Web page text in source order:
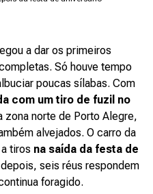
a dar os primeiros
Só houve tempo
poucas sílabas. Com
com um tiro de fuzil no
zona norte de Porto Alegre,
alvejados. O carro da
tiros na saída da festa de
seis réus respondem
foragido.